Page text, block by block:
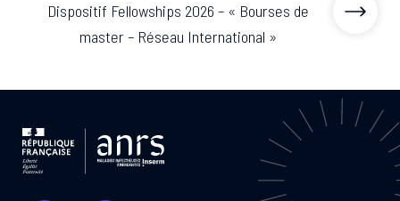
Dispositif Fellowships 2026 – « Bourses de
master – Réseau International »